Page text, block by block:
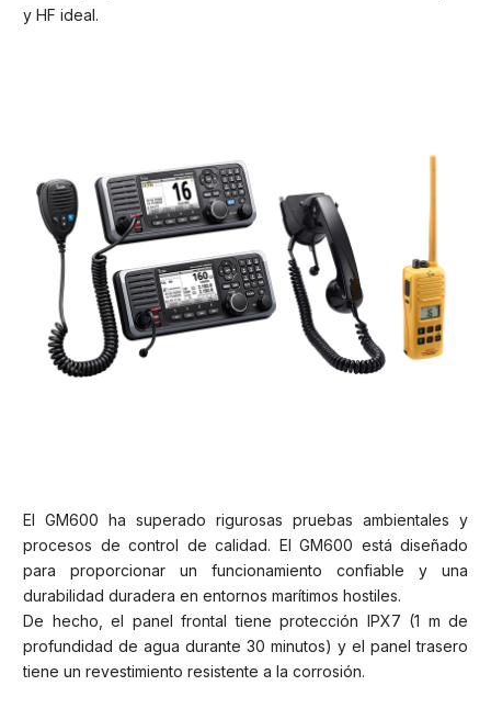
y HF ideal.
El GM600 ha superado rigurosas pruebas ambientales y
procesos de control de calidad. El GM600 está diseñado
para proporcionar un funcionamiento confiable y una
durabilidad duradera en entornos marítimos hostiles.
De hecho, el panel frontal tiene protección IPX7 (1 m de
profundidad de agua durante 30 minutos) y el panel trasero
tiene un revestimiento resistente a la corrosión.